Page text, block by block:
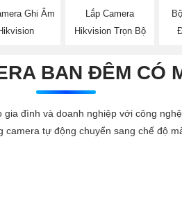
Ghi Âm
Lắp Camera
Hikvision Trọn Bộ
BAN ĐÊM CÓ
đình và doanh nghiệp với công
tự động chuyển sang chế độ